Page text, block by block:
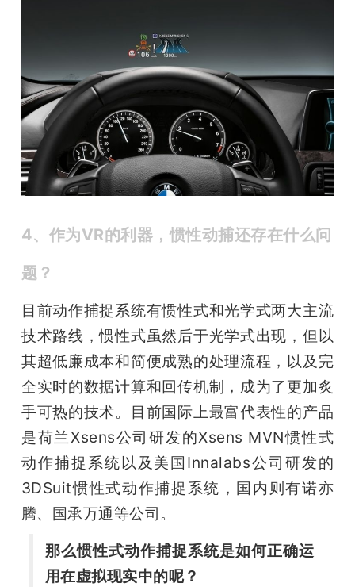
4、作为VR的利器，惯性动捕还存在什么问
题？
目前动作捕捉系统有惯性式和光学式两大主流
技术路线，惯性式虽然后于光学式出现，但以
其超低廉成本和简便成熟的处理流程，以及完
全实时的数据计算和回传机制，成为了更加炙
手可热的技术。目前国际上最富代表性的产品
是荷兰Xsens公司研发的Xsens MVN惯性式
动作捕捉系统以及美国Innalabs公司研发的
3DSuit惯性式动作捕捉系统，国内则有诺亦
腾、国承万通等公司。
那么惯性式动作捕捉系统是如何正确运
用在虚拟现实中的呢？